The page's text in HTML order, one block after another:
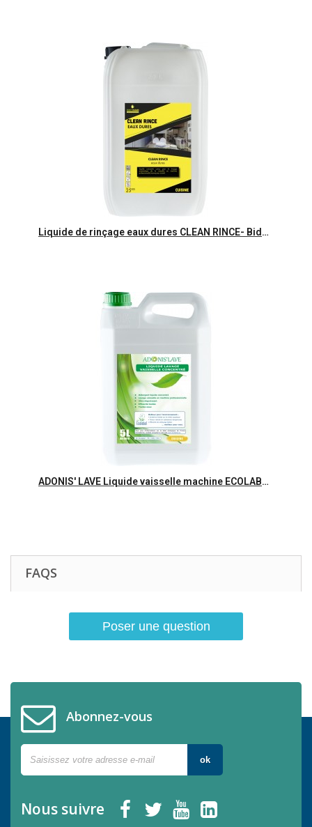
Aperçu rapide Liquide de rinçage eaux dures CLEAN RINCE- Bidon 25kg
Aperçu rapide ADONIS' LAVE Liquide vaisselle machine ECOLABEL- Bidon 5L
FAQS
Poser une question
Abonnez-vous
ok
Nous suivre